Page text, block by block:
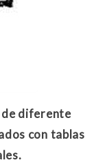
de diferente
con tablas